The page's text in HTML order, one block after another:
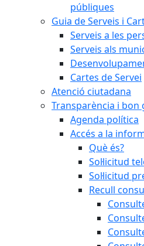
públiques
Guia de Serveis i
Serveis a les
Serveis als
Cartes de Servei
Atenció ciutadana
Transparència i bon
Agenda política
Accés a la
Què és?
Sol·licitud
Sol·licitud
Recull